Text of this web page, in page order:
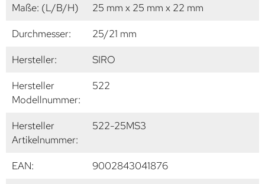
Maße: (L/B/H)
25 mm x 25 mm x 22 mm
Durchmesser:
25/21 mm
Hersteller:
SIRO
Hersteller
Modellnummer:
522
Hersteller
Artikelnummer:
522-25MS3
EAN:
9002843041876